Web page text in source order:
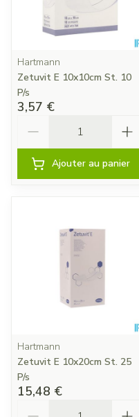
Hartmann
Zetuvit E 10x10cm St. 10
P/s
3,57 €
Ajouter au panier
Hartmann
Zetuvit E 10x20cm St. 25
P/s
15,48 €